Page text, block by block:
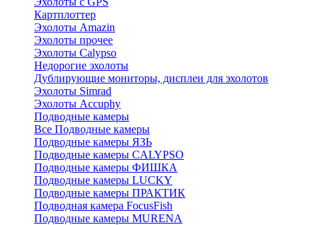
Картплоттер
Эхолоты Amazin
Эхолоты прочее
Эхолоты Calypso
Недорогие эхолоты
Дублирующие мониторы, дисплеи для эхолотов
Эхолоты Simrad
Эхолоты Accuphy
Подводные камеры
Все Подводные камеры
Подводные камеры ЯЗЬ
Подводные камеры CALYPSO
Подводные камеры ФИШКА
Подводные камеры LUCKY
Подводные камеры ПРАКТИК
Подводная камера FocusFish
Подводные камеры MURENA